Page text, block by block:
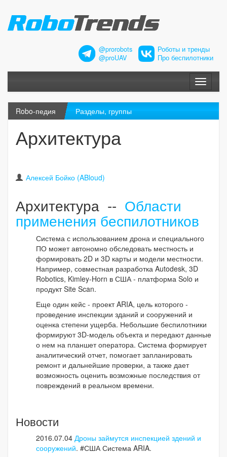
@prorobots
@proUAV
Роботы и тренды
Про беспилотники
Меню
Robo-педия Разделы, группы
Архитектура
Алексей Бойко (ABloud)
Архитектура -- Области
применения беспилотников
Система с использованием дрона и специального
ПО может автономно обследовать местность и
формировать 2D и 3D карты и модели местности.
Например, совместная разработка Autodesk, 3D
Robotics, Kimley-Horn в США - платформа Solo и
продукт Site Scan.
Еще один кейс - проект ARIA, цель которого -
проведение инспекции зданий и сооружений и
оценка степени ущерба. Небольшие беспилотники
формируют 3D-модель объекта и передают данные
о нем на планшет оператора. Система формирует
аналитический отчет, помогает запланировать
ремонт и дальнейшие проверки, а также дает
возможность оценить возможные последствия от
повреждений в реальном времени.
Новости
2016.07.04 Дроны займутся инспекцией здений и
сооружений. #США Система ARIA.